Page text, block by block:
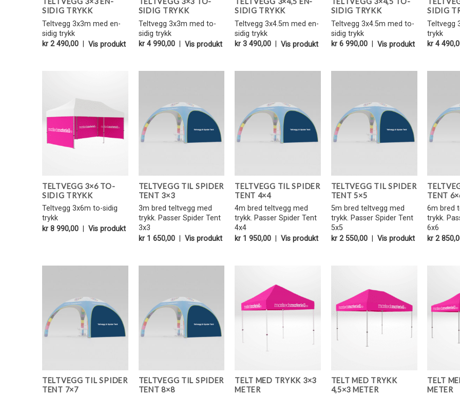
SIDIG TRYKK
Teltvegg 3x3m med en-
sidig trykk
kr 2 490,00 Vis produkt
SIDIG TRYKK
Teltvegg 3x3m med to-
sidig trykk
kr4 990,00 Vis produkt
SIDIG TRYKK
Teltvegg 3x4.5m med en-
sidig trykk
kr 3 490,00 Vis produkt
SIDIG TRYKK
Teltvegg 3x4.5m med to-
sidig trykk
kr6 990,00 Vis produkt
SIDIG
Teltvegg
trykk
kr 4
TELTVEGG 3×6 TO-
SIDIG TRYKK
Teltvegg 3x6m to-sidig
trykk
kr 8 990,00 Vis produkt
TELTVEGG TIL SPIDER
TENT 3×3
3m bred teltvegg med
trykk. Passer Spider Tent
3x3
kr1 650,00 Vis produkt
TELTVEGG TIL SPIDER
TENT 4×4
4m bred teltvegg med
trykk. Passer Spider Tent
4x4
kr 1 950,00 Vis produkt
TELTVEGG TIL SPIDER
TENT 5×5
5m bred teltvegg med
trykk. Passer Spider Tent
5x5
kr2 550,00 Vis produkt
TENT
6m bred
trykk.
6x6
kr 2
TELTVEGG TIL SPIDER
TENT 7×7
TELTVEGG TIL SPIDER
TENT 8×8
Favoritter
TELT MED TRYKK 3×3
METER
Favoritter
TELT MED TRYKK
4,5×3 METER
TELT
METER